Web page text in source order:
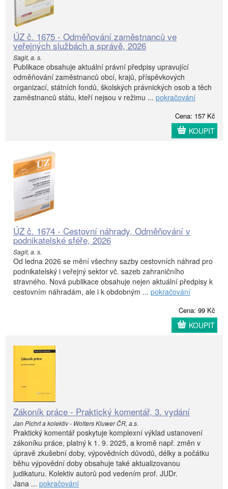
ÚZ č. 1675 - Odměňování zaměstnanců ve
veřejných službách a správě, 2026
Sagit, a. s.
Publikace obsahuje aktuální právní předpisy upravující
odměňování zaměstnanců obcí, krajů, příspěvkových
organizací, státních fondů, školských právnických osob a těch
zaměstnanců státu, kteří nejsou v režimu ... pokračování
Cena: 157 Kč
KOUPIT
ÚZ č. 1674 - Cestovní náhrady, Odměňování v
podnikatelské sféře, 2026
Sagit, a. s.
Od ledna 2026 se mění všechny sazby cestovních náhrad pro
podnikatelský i veřejný sektor vč. sazeb zahraničního
stravného. Nová publikace obsahuje nejen aktuální předpisy k
cestovním náhradám, ale i k obdobným ... pokračování
Cena: 99 Kč
KOUPIT
Zákoník práce - Praktický komentář, 3. vydání
Jan Pichrt a kolektiv - Wolters Kluwer ČR, a.s.
Praktický komentář poskytuje komplexní výklad ustanovení
zákoníku práce, platný k 1. 9. 2025, a kromě např. změn v
úpravě zkušební doby, výpovědních důvodů, délky a počátku
běhu výpovědní doby obsahuje také aktualizovanou
judikaturu. Kolektiv autorů pod vedením prof. JUDr.
Jana ... pokračování